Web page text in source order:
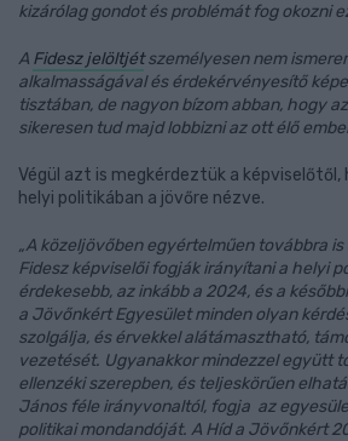
kizárólag gondot és problémát fog okozni
A Fidesz jelöltjétszemélyesen nem
alkalmasságával és érdekérvényesítő
tisztában, de nagyon bízom abban, hogy
sikeresen tud majd lobbizni az ott élő
Végül azt is megkérdeztük a képviselőtől,
helyi politikában a jövőre nézve.
„A közeljövőben egyértelműen továbbra is
Fidesz képviselői fogják irányítani a helyi
érdekesebb, az inkább a 2024, és a
a Jövőnkért Egyesület minden olyan
szolgálja, és érvekkel alátámasztható,
vezetését. Ugyanakkor mindezzel együtt
ellenzéki szerepben, és teljeskörűen
János féle irányvonaltól, fogja az
politikai mondandóját. A Híd a Jövőnkért